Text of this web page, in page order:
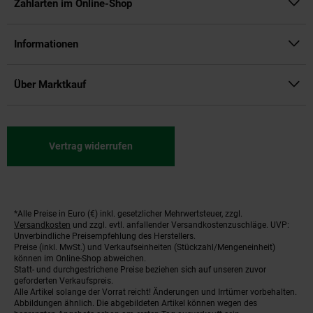
Zahlarten im Online-Shop
Informationen
Über Marktkauf
Vertrag widerrufen
Fußnoten
*Alle Preise in Euro (€) inkl. gesetzlicher Mehrwertsteuer, zzgl.
Versandkosten und zzgl. evtl. anfallender Versandkostenzuschläge. UVP:
Unverbindliche Preisempfehlung des Herstellers.
Preise (inkl. MwSt.) und Verkaufseinheiten (Stückzahl/Mengeneinheit)
können im Online-Shop abweichen.
Statt- und durchgestrichene Preise beziehen sich auf unseren zuvor
geforderten Verkaufspreis.
Alle Artikel solange der Vorrat reicht! Änderungen und Irrtümer vorbehalten.
Abbildungen ähnlich. Die abgebildeten Artikel können wegen des